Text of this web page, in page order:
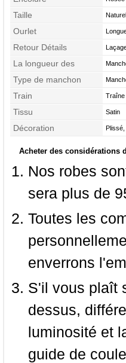
Taille
Ourlet
Retour Détails
La longueur des
manches
Type de manchon
Train Traîne
Tissu Satin
Décoration Plissé,
Acheter des considérations
Nos robes
sera plus de
Toutes les
enverrons
S'il vous plaît
dessus,
luminosité et
guide de